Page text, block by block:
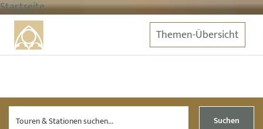
Startseite
Themen-Übersicht
Suchen